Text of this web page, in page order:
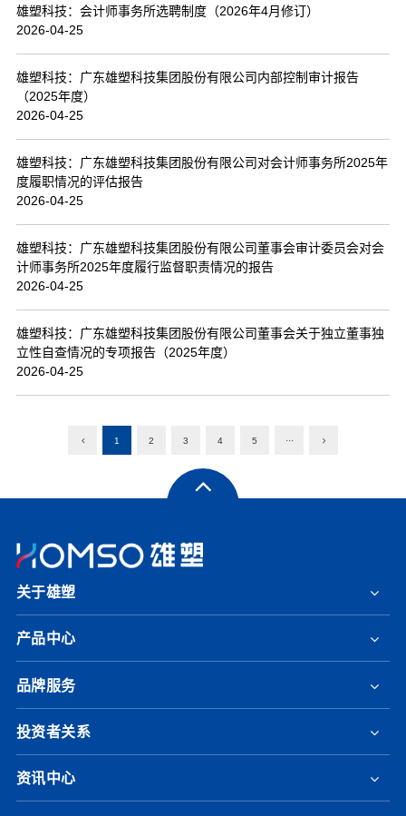
雄塑科技：会计师事务所选聘制度（2026年4月修订）
2026-04-25
雄塑科技：广东雄塑科技集团股份有限公司内部控制审计报告
（2025年度）
2026-04-25
雄塑科技：广东雄塑科技集团股份有限公司对会计师事务所2025年
度履职情况的评估报告
2026-04-25
雄塑科技：广东雄塑科技集团股份有限公司董事会审计委员会对会
计师事务所2025年度履行监督职责情况的报告
2026-04-25
雄塑科技：广东雄塑科技集团股份有限公司董事会关于独立董事独
立性自查情况的专项报告（2025年度）
2026-04-25
1 2 3 4 5 ···
关于雄塑
产品中心
品牌服务
投资者关系
资讯中心